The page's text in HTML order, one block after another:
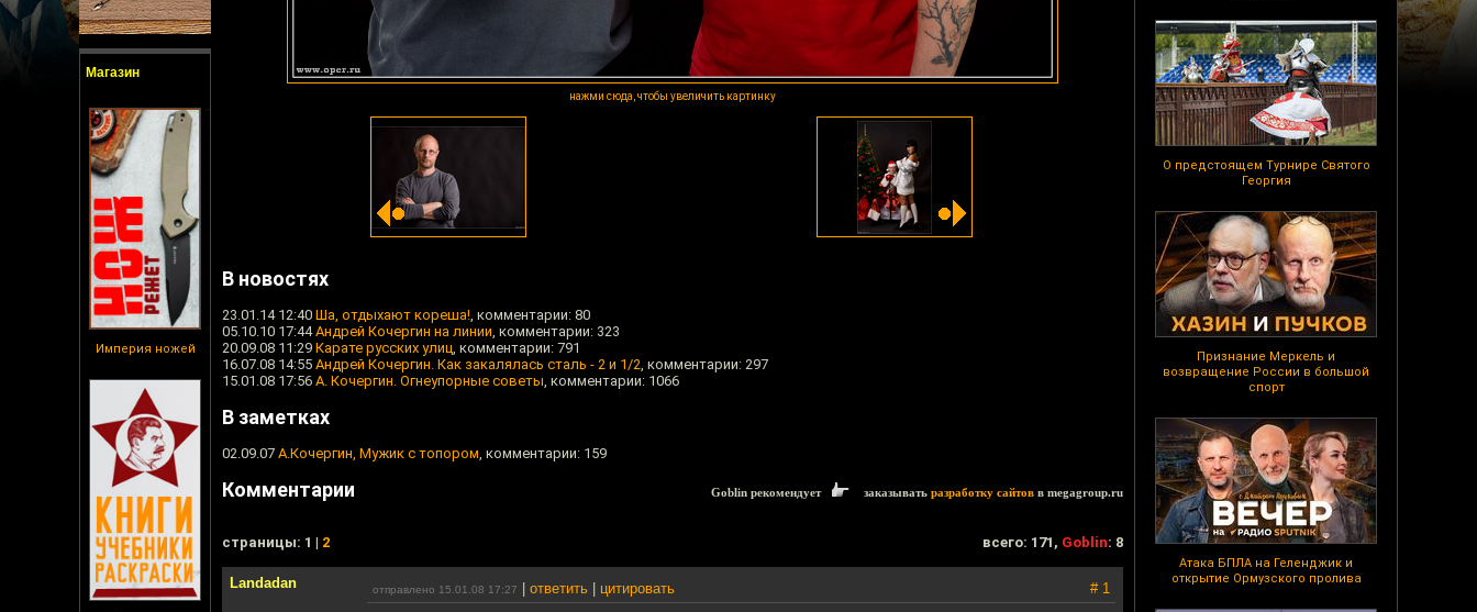
Магазин
Империя ножей
О предстоящем Турнире Святого
Георгия
Признание Меркель и
возвращение России в большой
спорт
Атака БПЛА на Геленджик и
открытие Ормузского пролива
нажми сюда, чтобы увеличить картинку
В новостях
23.01.14 12:40 Ша, отдыхают кореша!, комментарии: 80
05.10.10 17:44Андрей Кочергин на линии, комментарии: 323
20.09.08 11:29 Карате русских улиц, комментарии: 791
16.07.08 14:55 Андрей Кочергин. Как закалялась сталь - 2 и 1/2, комментарии: 297
15.01.08 17:56 А. Кочергин. Огнеупорные советы, комментарии: 1066
В заметках
02.09.07 А.Кочергин, Мужик с топором, комментарии: 159
Комментарии Goblin рекомендует заказывать разработку сайтов в megagroup.ru
cтраницы: 1 | 2 всего: 171, Goblin: 8
Landadan отправлено 15.01.08 17:27 ответить цитировать # 1